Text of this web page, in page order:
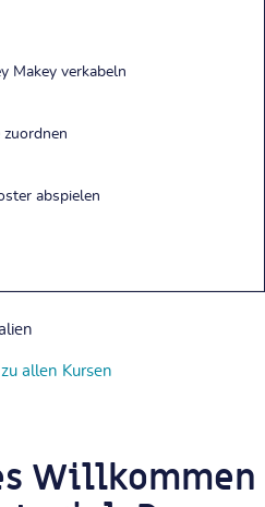
Makey verkabeln
zuordnen
abspielen
allen Kursen
Willkommen